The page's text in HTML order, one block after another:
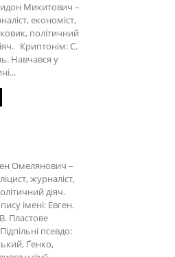
Микитович –
економіст,
політичний
Криптонім: С.
Навчався у
Омелянович –
журналіст,
діяч.
імені: Евген.
Пластове
псевдо:
Ґенко,